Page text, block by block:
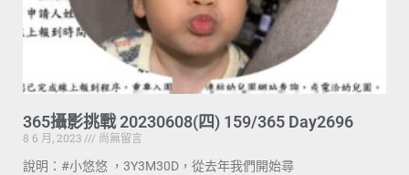
365攝影挑戰 20230608(四) 159/365 Day2696
8 6 月, 2023
尚無留言
說明：#小悠悠 ，3Y3M30D，從去年我們開始尋